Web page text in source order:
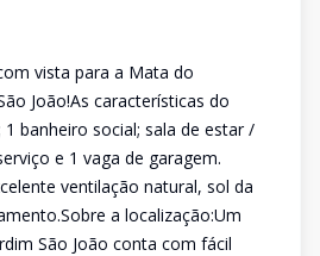
vista para a Mata do
João!As características do
banheiro social; sala de estar /
e 1 vaga de garagem.
ventilação natural, sol da
a localização:Um
São João conta com fácil